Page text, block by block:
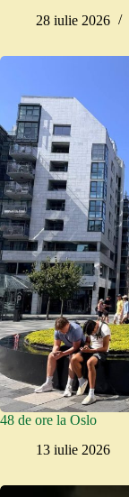
28 iulie 2026
48 de ore la Oslo
13 iulie 2026